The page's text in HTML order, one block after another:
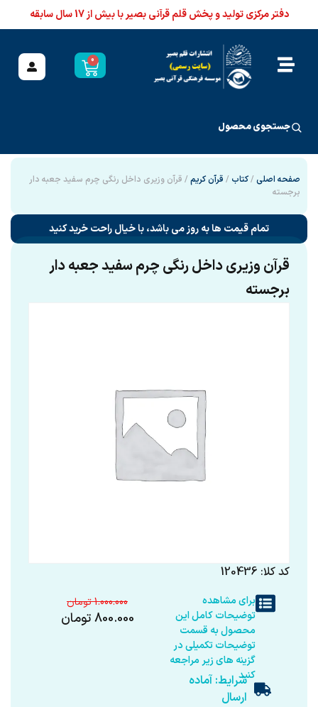
دفتر مرکزی تولید و پخش قلم قرآنی بصیر با بیش از 17 سال سابقه
0
جستجوی محصول
صفحه اصلی /کتاب / قرآن کریم / قرآن وزیری داخل رنگی چرم سفید جعبه دار
برجسته
تمام قیمت ها به روز می باشد، با خیال راحت خرید کنید
قرآن وزیری داخل رنگی چرم سفید جعبه دار
برجسته
کد کلا: 120436
برای مشاهده
توضیحات کامل این
محصول به قسمت
توضیحات تکمیلی در
گزینه های زیر مراجعه
کنیدشرایط: آماده
ارسال
1.000.000
800.000 تومان